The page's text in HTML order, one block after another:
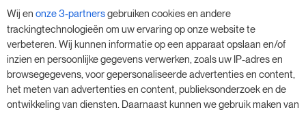
en geef je bedrijf een boost - zonder
verplichtingen.
Boek een afspraak om je gratis proefperiode
van 14 dagen te starten.
Wij en onze 3-partnersgebruiken cookies en andere
trackingtechnologieën om uw ervaring op onze website te
verbeteren. Wij kunnen informatie op een apparaat opslaan en/of
inzien en persoonlijke gegevens verwerken, zoals uw IP-adres en
browsegegevens, voor gepersonaliseerde advertenties en content,
het meten van advertenties en content, publieksonderzoek en de
ontwikkeling van diensten. Daarnaast kunnen we gebruik maken van